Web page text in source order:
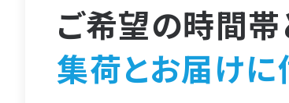
ご希望の時間帯
集荷とお届けに